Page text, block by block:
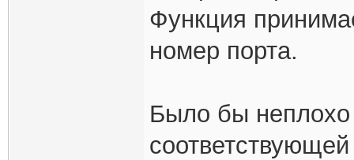
Функция
номер порта.
Было бы неплохо